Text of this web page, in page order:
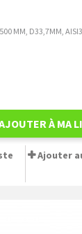
MM, D33,7MM,
À MA
Ajouter